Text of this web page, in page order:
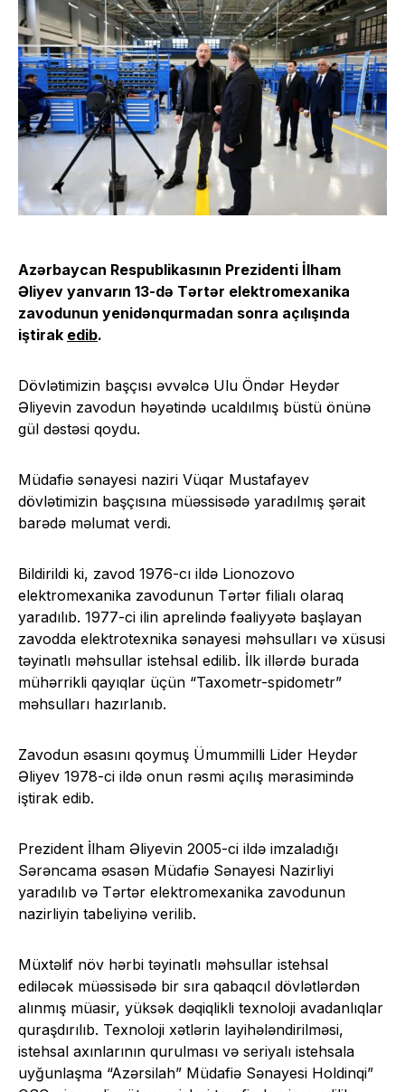
Azərbaycan Respublikasının Prezidenti İlham
Əliyev yanvarın 13-də Tərtər elektromexanika
zavodunun yenidənqurmadan sonra açılışında
iştirak edib.
Dövlətimizin başçısı əvvəlcə Ulu Öndər Heydər
Əliyevin zavodun həyətində ucaldılmış büstü önünə
gül dəstəsi qoydu.
Müdafiə sənayesi naziri Vüqar Mustafayev
dövlətimizin başçısına müəssisədə yaradılmış şərait
barədə məlumat verdi.
Bildirildi ki, zavod 1976-cı ildə Lionozovo
elektromexanika zavodunun Tərtər filialı olaraq
yaradılıb. 1977-ci ilin aprelində fəaliyyətə başlayan
zavodda elektrotexnika sənayesi məhsulları və xüsusi
təyinatlı məhsullar istehsal edilib. İlk illərdə burada
mühərrikli qayıqlar üçün “Taxometr-spidometr”
məhsulları hazırlanıb.
Zavodun əsasını qoymuş Ümummilli Lider Heydər
Əliyev 1978-ci ildə onun rəsmi açılış mərasimində
iştirak edib.
Prezident İlham Əliyevin 2005-ci ildə imzaladığı
Sərəncama əsasən Müdafiə Sənayesi Nazirliyi
yaradılıb və Tərtər elektromexanika zavodunun
nazirliyin tabeliyinə verilib.
Müxtəlif növ hərbi təyinatlı məhsullar istehsal
ediləcək müəssisədə bir sıra qabaqcıl dövlətlərdən
alınmış müasir, yüksək dəqiqlikli texnoloji avadanlıqlar
quraşdırılıb. Texnoloji xətlərin layihələndirilməsi,
istehsal axınlarının qurulması və seriyalı istehsala
uyğunlaşma “Azərsilah” Müdafiə Sənayesi Holdinqi”